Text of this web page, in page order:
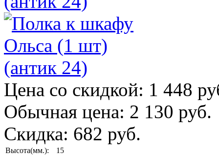
Цена со скидкой: 1 448
Обычная цена: 2 130 руб.
Скидка: 682 руб.
Высота(мм.):
15